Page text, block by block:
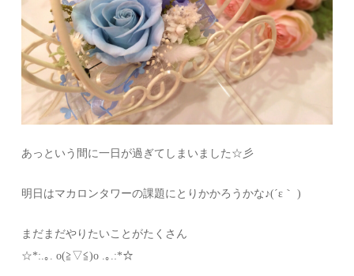
あっという間に一日が過ぎてしまいました☆彡
明日はマカロンタワーの課題にとりかかろうかな♪(´ε｀ )
まだまだやりたいことがたくさん
☆*:.｡. o(≧▽≦)o .｡.:*☆